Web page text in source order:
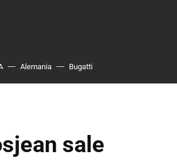
Alemania Bugatti
sale